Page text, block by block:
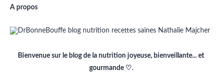
A propos
Bienvenue sur le blog de la nutrition joyeuse, bienveillante... et
gourmande ♡.